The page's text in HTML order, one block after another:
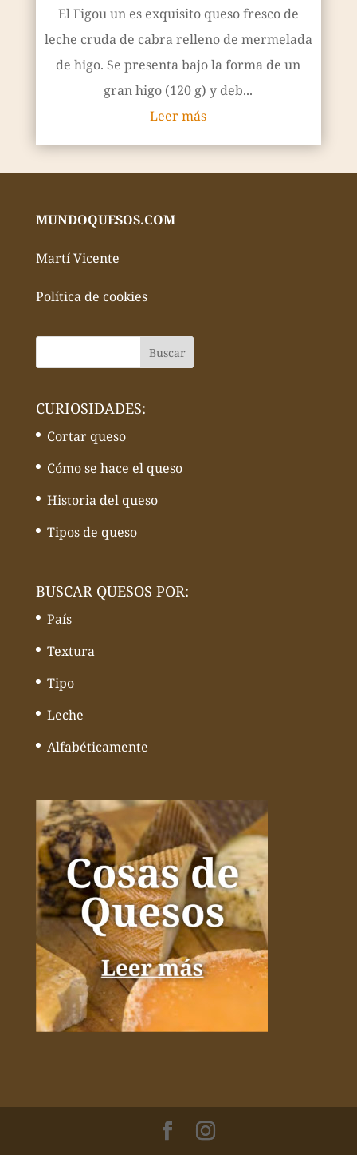
El Figou un es exquisito queso fresco de
leche cruda de cabra relleno de mermelada
de higo. Se presenta bajo la forma de un
gran higo (120 g) y deb...
Leer más
MUNDOQUESOS.COM
Martí Vicente
Política de cookies
CURIOSIDADES:
Cortar queso
Cómo se hace el queso
Historia del queso
Tipos de queso
BUSCAR QUESOS POR:
País
Textura
Tipo
Leche
Alfabéticamente